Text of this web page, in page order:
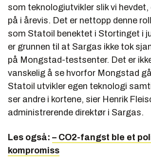
som teknologiutvikler slik vi
på i årevis. Det er nettopp denne
som Statoil benektet i Stortinget i
er grunnen til at Sargas ikke tok
på Mongstad-testsenter. Det er
vanskelig å se hvorfor Mongstad
Statoil utvikler egen teknologi
ser andre i kortene, sier Henrik
administrerende direktør i Sargas.
Les også: – CO2-fangst ble et
kompromiss